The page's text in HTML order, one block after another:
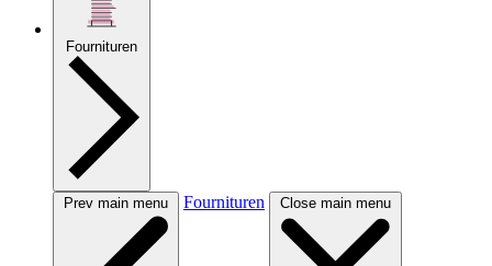
Fournituren
Prev main menu Fournituren Close main menu